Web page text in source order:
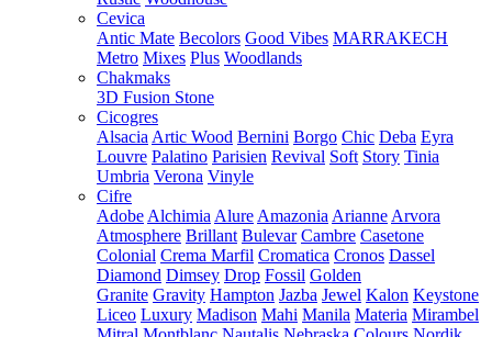
Cevica
Antic Mate Becolors Good Vibes MARRAKECH
Metro Mixes Plus Woodlands
Chakmaks
3D Fusion Stone
Cicogres
Alsacia Artic Wood Bernini Borgo Chic Deba Eyra
Louvre Palatino Parisien Revival Soft Story Tinia
Umbria Verona Vinyle
Cifre
Adobe Alchimia Alure Amazonia Arianne Arvora
Atmosphere Brillant Bulevar Cambre Casetone
Colonial Crema Marfil Cromatica Cronos Dassel
Diamond Dimsey Drop Fossil Golden
Granite Gravity Hampton Jazba Jewel Kalon Keystone
Liceo Luxury Madison Mahi Manila Materia Mirambel